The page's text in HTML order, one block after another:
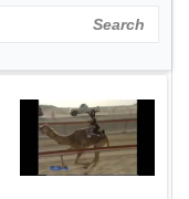
Search